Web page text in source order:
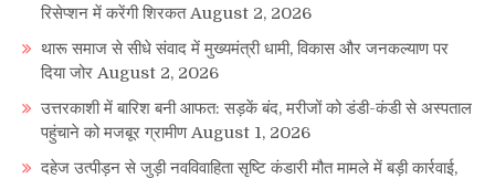
रिसेप्शन में करेंगी शिरकत August 2, 2026
थारू समाज से सीधे संवाद में मुख्यमंत्री धामी, विकास और जनकल्याण पर
दिया जोर August 2, 2026
उत्तरकाशी में बारिश बनी आफत: सड़कें बंद, मरीजों को डंडी-कंडी से अस्पताल
पहुंचाने को मजबूर ग्रामीण August 1, 2026
दहेज उत्पीड़न से जुड़ी नवविवाहिता सृष्टि कंडारी मौत मामले में बड़ी कार्रवाई,